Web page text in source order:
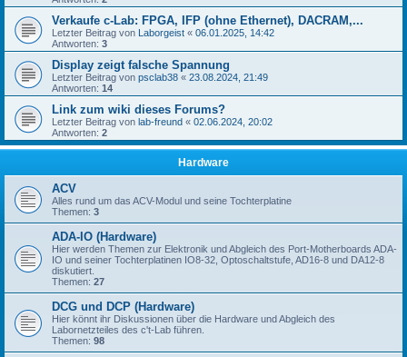
Verkaufe c-Lab: FPGA, IFP (ohne Ethernet), DACRAM,...
Letzter Beitrag von Laborgeist « 06.01.2025, 14:42
Antworten: 3
Display zeigt falsche Spannung
Letzter Beitrag von psclab38 « 23.08.2024, 21:49
Antworten: 14
Link zum wiki dieses Forums?
Letzter Beitrag von lab-freund « 02.06.2024, 20:02
Antworten: 2
Hardware
ACV
Alles rund um das ACV-Modul und seine Tochterplatine
Themen: 3
ADA-IO (Hardware)
Hier werden Themen zur Elektronik und Abgleich des Port-Motherboards ADA-
IO und seiner Tochterplatinen IO8-32, Optoschaltstufe, AD16-8 und DA12-8
diskutiert.
Themen: 27
DCG und DCP (Hardware)
Hier könnt ihr Diskussionen über die Hardware und Abgleich des
Labornetzteiles des c't-Lab führen.
Themen: 98